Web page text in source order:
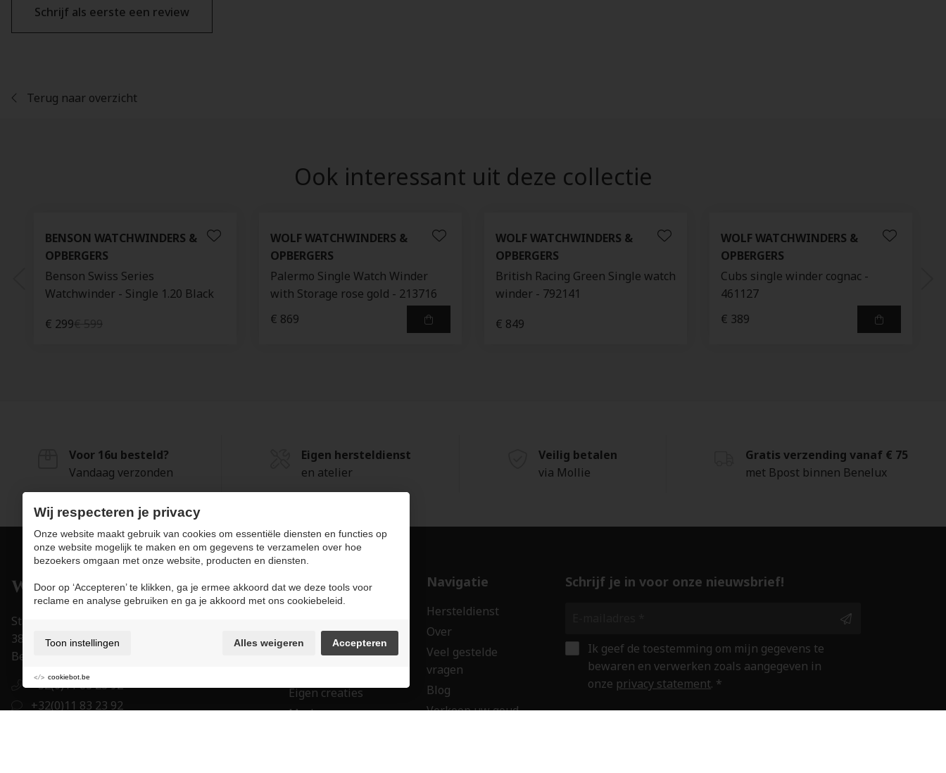
Schrijf als eerste een review
Terug naar overzicht
Ook interessant uit deze collectie
BENSON WATCHWINDERS &
OPBERGERS
Benson Swiss Series
Watchwinder - Single 1.20 Black
€ 299€ 599
WOLF WATCHWINDERS &
OPBERGERS
Palermo Single Watch Winder
with Storage rose gold - 213716
€ 869
WOLF WATCHWINDERS &
OPBERGERS
British Racing Green Single watch
winder - 792141
€ 849
WOLF WATCHWINDERS &
OPBERGERS
Cubs single winder cognac -
461127
€ 389
Voor 16u besteld?
Vandaag verzonden
Eigen hersteldienst
en atelier
Veilig betalen
via Mollie
Gratis verzending vanaf € 75
met Bpost binnen Benelux
Stapelstraat 15-17
3800 Sint-Truiden
België
+32(0)11 83 23 92
+32(0)11 83 23 92
Producten
Uurwerken
Accessoires
Eigen creaties
Merken
Navigatie
Hersteldienst
Over
Veel gestelde
vragen
Blog
Verkoop uw goud
Schrijf je in voor onze nieuwsbrief!
Ik geef de toestemming om mijn gegevens te
bewaren en verwerken zoals aangegeven in
onze privacy statement. *
Wij respecteren je privacy
Onze website maakt gebruik van cookies om essentiële diensten en functies op
onze website mogelijk te maken en om gegevens te verzamelen over hoe
bezoekers omgaan met onze website, producten en diensten.
Door op ‘Accepteren’ te klikken, ga je ermee akkoord dat we deze tools voor
reclame en analyse gebruiken en ga je akkoord met ons cookiebeleid.
Toon instellingen Alles weigeren Accepteren
cookiebot.be